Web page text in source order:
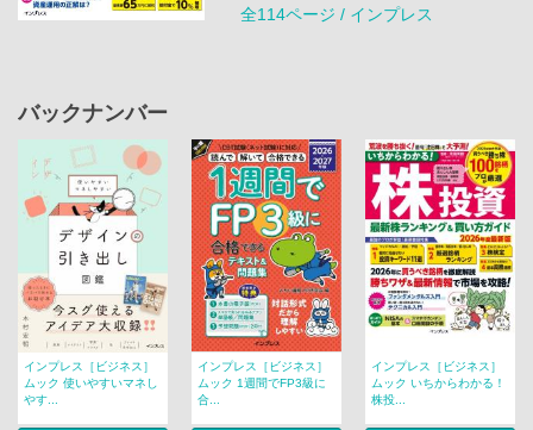
全114ページ / インプレス
バックナンバー
インプレス［ビジネス］
ムック 使いやすいマネし
やす...
インプレス［ビジネス］
ムック 1週間でFP3級に
合...
インプレス［ビジネス］
ムック いちからわかる！
株投...